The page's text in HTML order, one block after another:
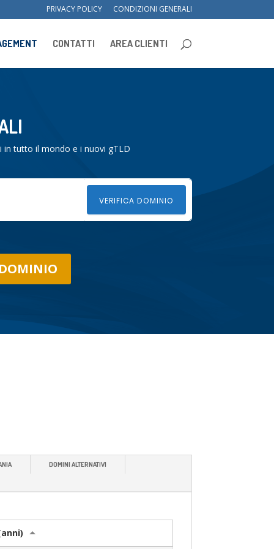
PRIVACY POLICY CONDIZIONI GENERALI
CONTATTI AREA CLIENTI
in tutto il mondo e i nuovi gTLD
VERIFICA DOMINIO
DOMINI ALTERNATIVI